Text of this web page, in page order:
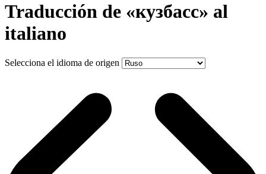
Traducción de «кузбасс» al
italiano
Selecciona el idioma de origen